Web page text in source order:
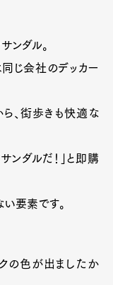
ンダル。
じ会社のデッカー
、街歩きも快適な
ンダルだ！」と即購
要素です。
の色が出ましたか